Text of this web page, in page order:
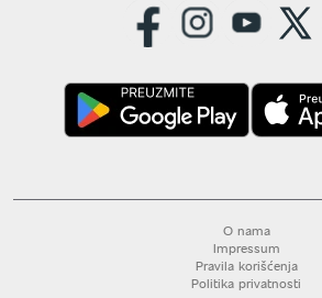
O nama
Impressum
Pravila korišćenja
Politika privatnosti